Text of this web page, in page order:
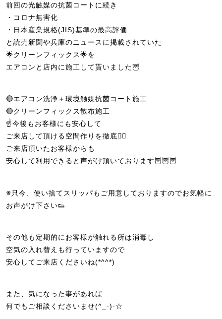
前回の光触媒の抗菌コートに続き
・コロナ無害化
・日本産業規格(JIS)基準の最高評価
と読売新聞や兵庫のニュースに掲載されていた
🌟クリーンフィックス🌟を
エアコンと店内に施工して貰いました🦉
🔴エアコン洗浄＋環境触媒抗菌コート施工
🔴クリーンフィックス散布施工
☝️今後もお客様にも安心して
ご来店して頂ける空間作りを徹底🙆‍♀️
ご来店頂いたお客様からも
安心して利用できると声がけ頂いております🦉🦉🦉
※只今、使い捨てスリッパもご用意しておりますのでお気軽に
お声がけ下さい👟
その他も定期的にお客様が触れる所は消毒し
空気の入れ替えも行っていますので
安心してご来店くださいね(*^^*)
また、気になった事があれば
何でもご相談くださいませ(^_-)-☆